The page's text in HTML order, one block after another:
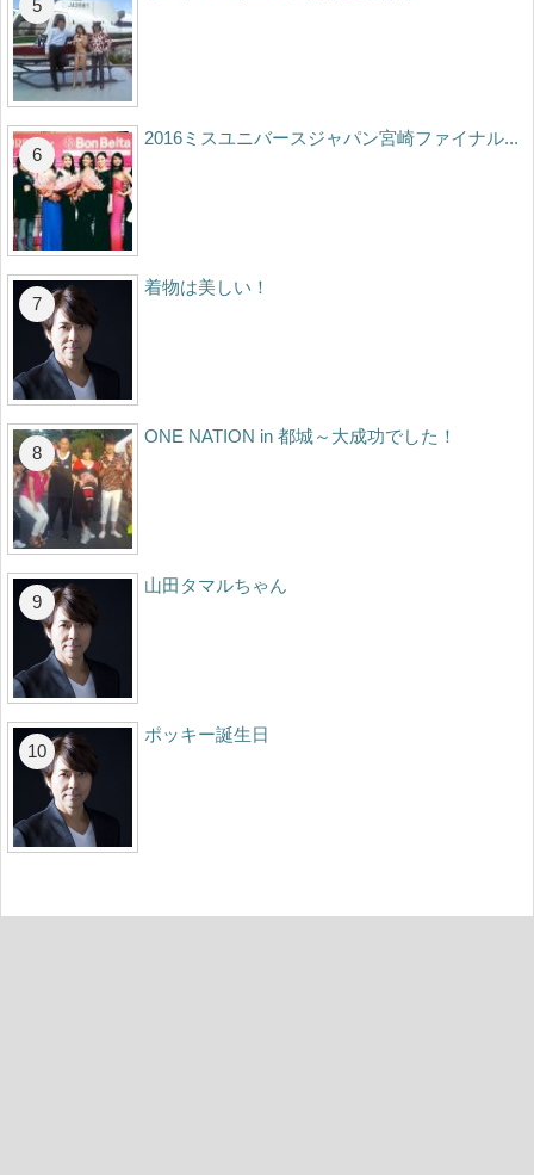
2016ミスユニバースジャパン宮崎ファイナル...
着物は美しい！
ONE NATION in 都城～大成功でした！
山田タマルちゃん
ポッキー誕生日